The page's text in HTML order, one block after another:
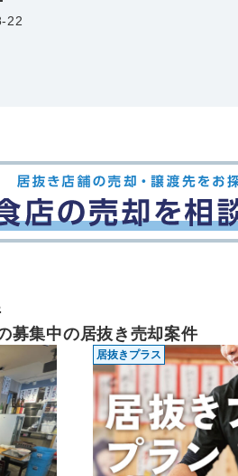
22
募集中の居抜き売却案件
居抜きプラス